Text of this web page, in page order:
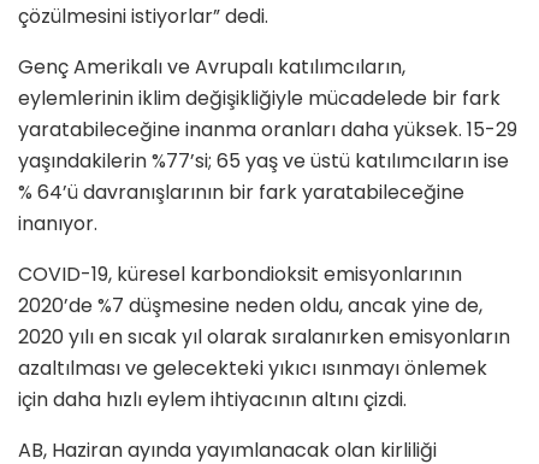
çözülmesini istiyorlar” dedi.
Genç Amerikalı ve Avrupalı ​​katılımcıların,
eylemlerinin iklim değişikliğiyle mücadelede bir fark
yaratabileceğine inanma oranları daha yüksek. 15-29
yaşındakilerin %77’si; 65 yaş ve üstü katılımcıların ise
% 64’ü davranışlarının bir fark yaratabileceğine
inanıyor.
COVID-19, küresel karbondioksit emisyonlarının
2020’de %7 düşmesine neden oldu, ancak yine de,
2020 yılı en sıcak yıl olarak sıralanırken emisyonların
azaltılması ve gelecekteki yıkıcı ısınmayı önlemek
için daha hızlı eylem ihtiyacının altını çizdi.
AB, Haziran ayında yayımlanacak olan kirliliği